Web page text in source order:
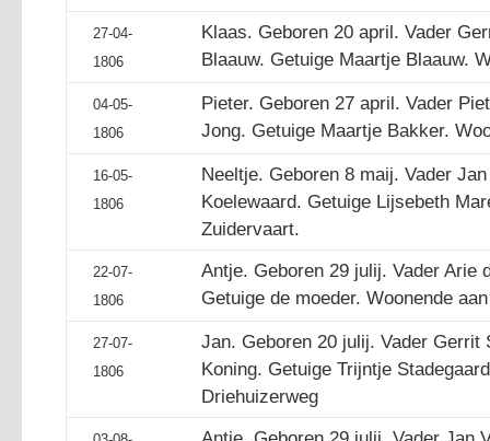
27-04-
1806
Klaas. Geboren 20 april. Vader
Blaauw. Getuige Maartje Blaauw.
04-05-
1806
Pieter. Geboren 27 april. Vader
Jong. Getuige Maartje Bakker.
16-05-
1806
Neeltje. Geboren 8 maij. Vader
Koelewaard. Getuige Lijsebeth
Zuidervaart.
22-07-
1806
Antje. Geboren 29 julij. Vader Arie
Getuige de moeder. Woonende
27-07-
1806
Jan. Geboren 20 julij. Vader Gerrit
Koning. Getuige Trijntje
Driehuizerweg